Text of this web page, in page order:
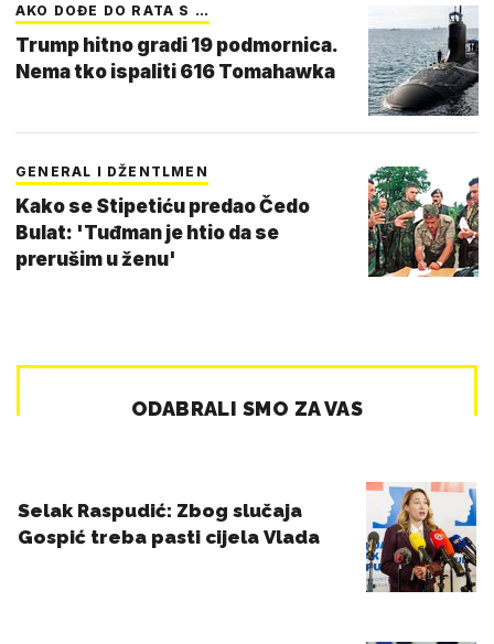
AKO DOĐE DO RATA S …
Trump hitno gradi 19 podmornica.
Nema tko ispaliti 616 Tomahawka
GENERAL I DŽENTLMEN
Kako se Stipetiću predao Čedo
Bulat: 'Tuđman je htio da se
prerušim u ženu'